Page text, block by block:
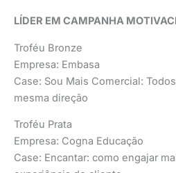
LÍDER EM CAMPANHA
Troféu Bronze
Empresa: Embasa
Case: Sou Mais Comercial:
mesma direção
Troféu Prata
Empresa: Cogna Educação
Case: Encantar: como engajar